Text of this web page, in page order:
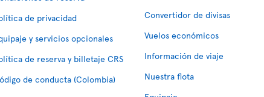
de privacidad
y servicios opcionales
de reserva y billetaje CRS
de conducta (Colombia)
Convertidor de divisas
Vuelos económicos
Información de viaje
Nuestra flota